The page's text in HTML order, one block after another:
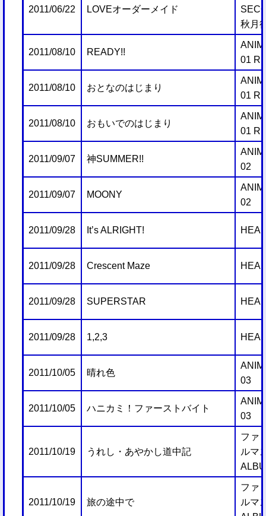
2011/06/22 LOVEオーダーメイド
秋月
2011/08/10 READY!!
01
2011/08/10 おとなのはじまり
01
2011/08/10 おもいでのはじまり
01
2011/09/07 神SUMMER!!
02
2011/09/07 MOONY
02
2011/09/28 It’s ALRIGHT!
2011/09/28 Crescent Maze
2011/09/28 SUPERSTAR
2011/09/28 1,2,3
2011/10/05 晴れ色
03
2011/10/05 ハニカミ！ファーストバイト
03
2011/10/19 うれし・あやかし道中記
ファ
ルマ
2011/10/19 旅の途中で
ファ
ルマ